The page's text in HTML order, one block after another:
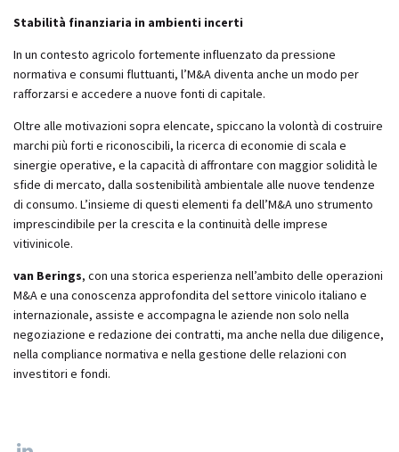
Stabilità finanziaria in ambienti incerti
In un contesto agricolo fortemente influenzato da pressione
normativa e consumi fluttuanti, l’M&A diventa anche un modo per
rafforzarsi e accedere a nuove fonti di capitale.
Oltre alle motivazioni sopra elencate, spiccano la volontà di costruire
marchi più forti e riconoscibili, la ricerca di economie di scala e
sinergie operative, e la capacità di affrontare con maggior solidità le
sfide di mercato, dalla sostenibilità ambientale alle nuove tendenze
di consumo. L’insieme di questi elementi fa dell’M&A uno strumento
imprescindibile per la crescita e la continuità delle imprese
vitivinicole.
van Berings, con una storica esperienza nell’ambito delle operazioni
M&A e una conoscenza approfondita del settore vinicolo italiano e
internazionale, assiste e accompagna le aziende non solo nella
negoziazione e redazione dei contratti, ma anche nella due diligence,
nella compliance normativa e nella gestione delle relazioni con
investitori e fondi.